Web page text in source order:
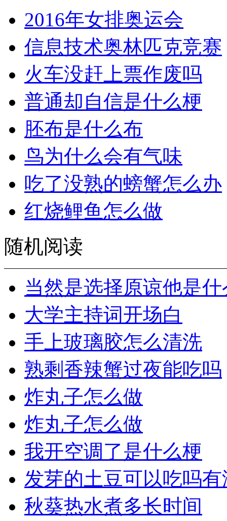
2016年女排奥运会
信息技术奥林匹克竞赛
火车没赶上票作废吗
普通却自信是什么梗
胚布是什么布
鸟为什么会有气味
吃了没熟的螃蟹怎么办
红烧鲤鱼怎么做
随机阅读
当然是选择原谅他是
大学主持词开场白
手上玻璃胶怎么清洗
熟剩香辣蟹过夜能吃吗
炸丸子怎么做
炸丸子怎么做
我开空调了是什么梗
发芽的土豆可以吃吗
秋葵热水煮多长时间